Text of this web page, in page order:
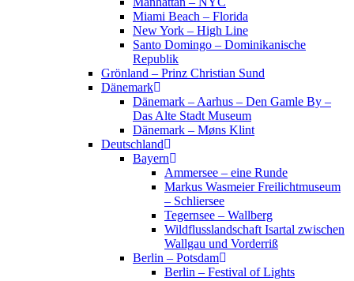
Miami Beach – Florida
New York – High Line
Santo Domingo – Dominikanische
Republik
Grönland – Prinz Christian Sund
Dänemark
Dänemark – Aarhus – Den Gamle By –
Das Alte Stadt Museum
Dänemark – Møns Klint
Deutschland
Bayern
Ammersee – eine Runde
Markus Wasmeier Freilichtmuseum
– Schliersee
Tegernsee – Wallberg
Wildflusslandschaft Isartal zwischen
Wallgau und Vorderriß
Berlin – Potsdam
Berlin – Festival of Lights